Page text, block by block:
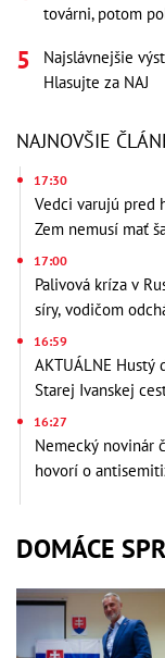
továrni, potom
Najslávnejšie
Hlasujte za NAJ
NAJNOVŠIE
17:30
Vedci varujú pred
Zem nemusí mať
17:00
Palivová kríza v
síry, vodičom
16:59
AKTUÁLNE Hustý
Starej Ivanskej
16:27
Nemecký novinár
hovorí o
DOMÁCE